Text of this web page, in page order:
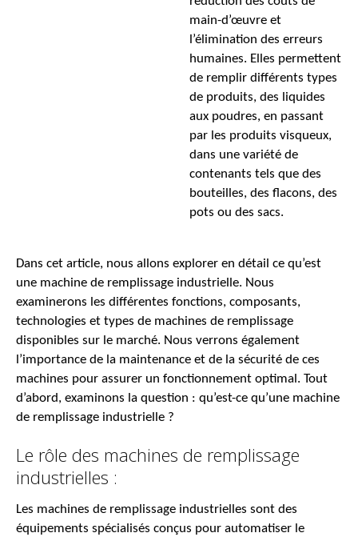
main-d’œuvre et
l’élimination des erreurs
humaines. Elles permettent
de remplir différents types
de produits, des liquides
aux poudres, en passant
par les produits visqueux,
dans une variété de
contenants tels que des
bouteilles, des flacons, des
pots ou des sacs.
Dans cet article, nous allons explorer en détail ce qu’est
une machine de remplissage industrielle. Nous
examinerons les différentes fonctions, composants,
technologies et types de machines de remplissage
disponibles sur le marché. Nous verrons également
l’importance de la maintenance et de la sécurité de ces
machines pour assurer un fonctionnement optimal. Tout
d’abord, examinons la question : qu’est-ce qu’une machine
de remplissage industrielle ?
Le rôle des machines de remplissage
industrielles :
Les machines de remplissage industrielles sont des
équipements spécialisés conçus pour automatiser le